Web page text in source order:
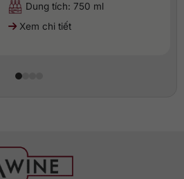
Dung tích: 750 ml
Xem chi tiết